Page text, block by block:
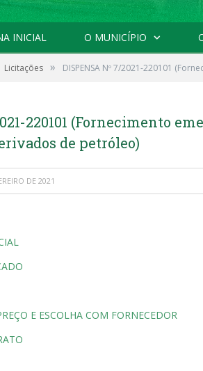
INICIAL O MUNICÍPIO
Licitações » DISPENSA Nº 7/2021-220101
220101 (Fornecimento
de petróleo)
DE 2021
E ESCOLHA COM FORNECEDOR